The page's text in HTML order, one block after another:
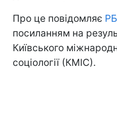
Про це повідомляє
посиланням на
Київського
соціології (КМІС).